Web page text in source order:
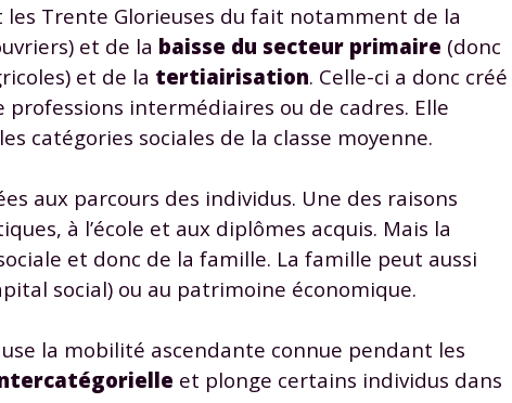
Trente Glorieuses du fait notamment de la
et de la baisse du secteur primaire (donc
et de la tertiairisation. Celle-ci a donc créé
intermédiaires ou de cadres. Elle
catégories sociales de la classe moyenne.
aux parcours des individus. Une des raisons
à l’école et aux diplômes acquis. Mais la
et donc de la famille. La famille peut aussi
social) ou au patrimoine économique.
la mobilité ascendante connue pendant les
et plonge certains individus dans
pendant 24h
de soutien scolaire !
,
aux
les
du CP à la Terminale
Des profs expérimentés
disponibles à la demande
par tchat, audio ou vidéo